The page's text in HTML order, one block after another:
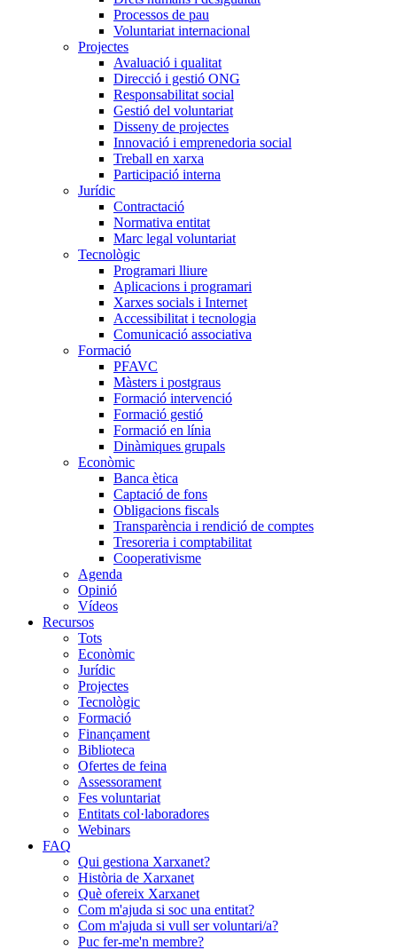
Processos de pau
Voluntariat internacional
Projectes
Avaluació i qualitat
Direcció i gestió ONG
Responsabilitat social
Gestió del voluntariat
Disseny de projectes
Innovació i emprenedoria social
Treball en xarxa
Participació interna
Jurídic
Contractació
Normativa entitat
Marc legal voluntariat
Tecnològic
Programari lliure
Aplicacions i programari
Xarxes socials i Internet
Accessibilitat i tecnologia
Comunicació associativa
Formació
PFAVC
Màsters i postgraus
Formació intervenció
Formació gestió
Formació en línia
Dinàmiques grupals
Econòmic
Banca ètica
Captació de fons
Obligacions fiscals
Transparència i rendició de comptes
Tresoreria i comptabilitat
Cooperativisme
Agenda
Opinió
Vídeos
Recursos
Tots
Econòmic
Jurídic
Projectes
Tecnològic
Formació
Finançament
Biblioteca
Ofertes de feina
Assessorament
Fes voluntariat
Entitats col·laboradores
Webinars
FAQ
Qui gestiona Xarxanet?
Història de Xarxanet
Què ofereix Xarxanet
Com m'ajuda si soc una entitat?
Com m'ajuda si vull ser voluntari/a?
Puc fer-me'n membre?